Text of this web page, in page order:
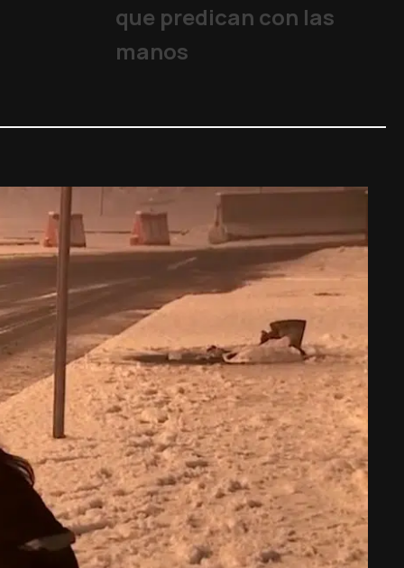
que predican con las
manos